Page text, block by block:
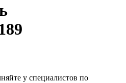
у специалистов по